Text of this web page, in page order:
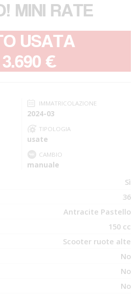
MINI RATE
USATA
€
IMMATRICOLAZIONE
2024-03
TIPOLOGIA
usate
CAMBIO
manuale
Sì
36
Antracite Pastello
150 cc
Scooter ruote alte
No
No
No